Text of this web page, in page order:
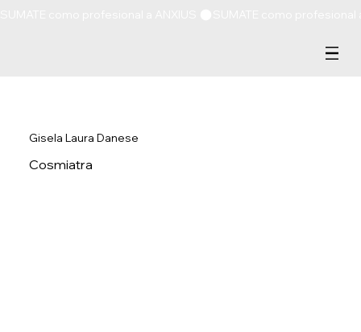
Gisela Laura Danese
Cosmiatra